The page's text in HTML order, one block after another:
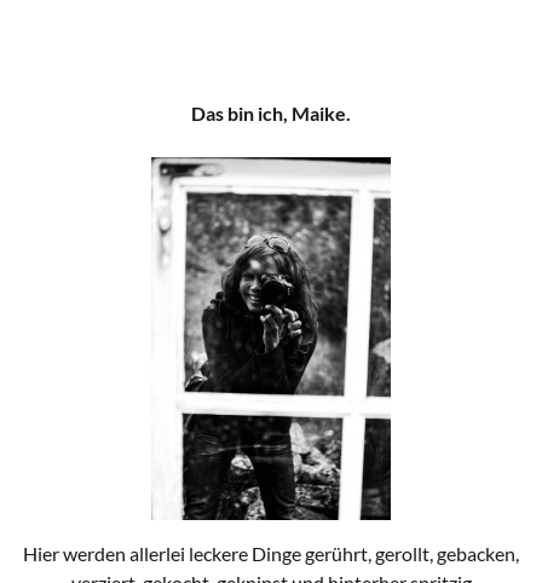
Das bin ich, Maike.
Hier werden allerlei leckere Dinge gerührt, gerollt, gebacken,